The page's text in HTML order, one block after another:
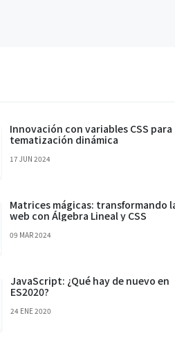
Innovación con variables CSS para
tematización dinámica
17 JUN 2024
Matrices mágicas: transformando
web con Álgebra Lineal y CSS
09 MAR 2024
JavaScript: ¿Qué hay de nuevo en
ES2020?
24 ENE 2020